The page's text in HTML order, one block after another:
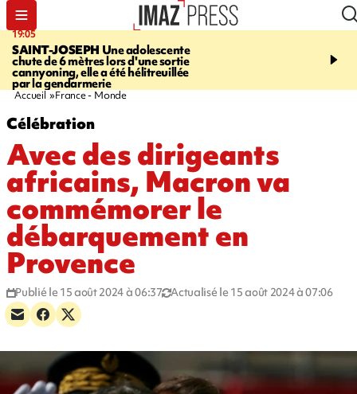
19:05
SAINT-JOSEPH Une adolescente
chute de 6 mètres lors d'une sortie
cannyoning, elle a été hélitreuillée
par la gendarmerie
20:44
rouée de coups,
Accueil France - Monde
Célébration
Avec des dirigeants
africains, Macron va
commémorer le
débarquement en
Provence
Publié le 15 août 2024 à 06:37 Actualisé le 15 août 2024 à 07:06